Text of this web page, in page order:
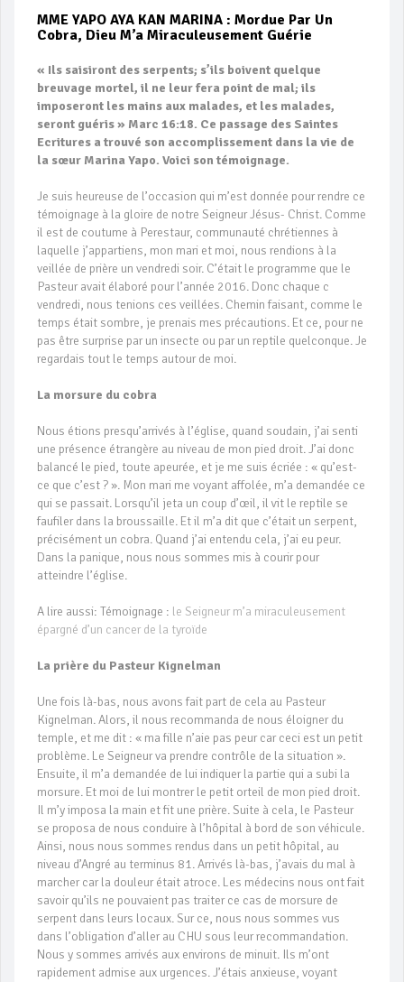
MME YAPO AYA KAN MARINA : Mordue Par Un
Cobra, Dieu M’a Miraculeusement Guérie
« Ils saisiront des serpents; s’ils boivent quelque
breuvage mortel, il ne leur fera point de mal; ils
imposeront les mains aux malades, et les malades,
seront guéris » Marc 16:18. Ce passage des Saintes
Ecritures a trouvé son accomplissement dans la vie de
la sœur Marina Yapo. Voici son témoignage.
Je suis heureuse de l’occasion qui m’est donnée pour rendre ce
témoignage à la gloire de notre Seigneur Jésus- Christ. Comme
il est de coutume à Perestaur, communauté chrétiennes à
laquelle j’appartiens, mon mari et moi, nous rendions à la
veillée de prière un vendredi soir. C’était le programme que le
Pasteur avait élaboré pour l’année 2016. Donc chaque c
vendredi, nous tenions ces veillées. Chemin faisant, comme le
temps était sombre, je prenais mes précautions. Et ce, pour ne
pas être surprise par un insecte ou par un reptile quelconque. Je
regardais tout le temps autour de moi.
La morsure du cobra
Nous étions presqu’arrivés à l’église, quand soudain, j’ai senti
une présence étrangère au niveau de mon pied droit. J’ai donc
balancé le pied, toute apeurée, et je me suis écriée : « qu’est-
ce que c’est ? ». Mon mari me voyant affolée, m’a demandée ce
qui se passait. Lorsqu’il jeta un coup d’œil, il vit le reptile se
faufiler dans la broussaille. Et il m’a dit que c’était un serpent,
précisément un cobra. Quand j’ai entendu cela, j’ai eu peur.
Dans la panique, nous nous sommes mis à courir pour
atteindre l’église.
A lire aussi: Témoignage : le Seigneur m’a miraculeusement
épargné d’un cancer de la tyroïde
La prière du Pasteur Kignelman
Une fois là-bas, nous avons fait part de cela au Pasteur
Kignelman. Alors, il nous recommanda de nous éloigner du
temple, et me dit : « ma fille n’aie pas peur car ceci est un petit
problème. Le Seigneur va prendre contrôle de la situation ».
Ensuite, il m’a demandée de lui indiquer la partie qui a subi la
morsure. Et moi de lui montrer le petit orteil de mon pied droit.
Il m’y imposa la main et fit une prière. Suite à cela, le Pasteur
se proposa de nous conduire à l’hôpital à bord de son véhicule.
Ainsi, nous nous sommes rendus dans un petit hôpital, au
niveau d’Angré au terminus 81. Arrivés là-bas, j’avais du mal à
marcher car la douleur était atroce. Les médecins nous ont fait
savoir qu’ils ne pouvaient pas traiter ce cas de morsure de
serpent dans leurs locaux. Sur ce, nous nous sommes vus
dans l’obligation d’aller au CHU sous leur recommandation.
Nous y sommes arrivés aux environs de minuit. Ils m’ont
rapidement admise aux urgences. J’étais anxieuse, voyant